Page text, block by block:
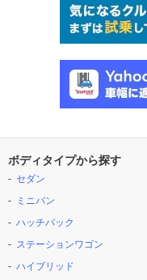
ボディタイプから探す
セダン
ミニバン
ハッチバック
ステーションワゴン
ハイブリッド